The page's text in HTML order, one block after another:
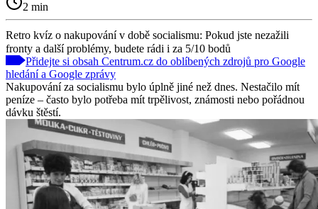
2 min
Retro kvíz o nakupování v době socialismu: Pokud jste nezažili
fronty a další problémy, budete rádi i za 5/10 bodů
Přidejte si obsah Centrum.cz do oblíbených zdrojů pro Google
hledání a Google zprávy
Nakupování za socialismu bylo úplně jiné než dnes. Nestačilo mít
peníze – často bylo potřeba mít trpělivost, známosti nebo pořádnou
dávku štěstí.